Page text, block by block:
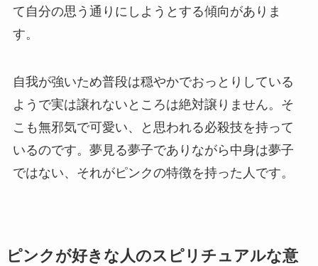
て自分の思う通りにしようとする傾向がありま
す。
自我が強いため普段は穏やかでおっとりしている
ようで実は譲れないところは絶対譲りません。そ
こも無邪気で可愛い、と思われる必殺技を持って
いるのです。夢見る夢子でありながら中身は夢子
ではない、それがピンクの特徴を持った人です。
ピンクが好きな人のスピリチュアルな意